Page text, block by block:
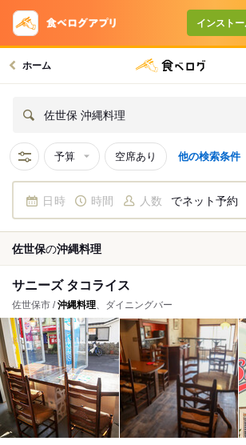
インスト
ホーム
佐世保 沖縄料理
予算 空席あり 他の検索条件
日時 時間 人数 でネット予約
佐世保の沖縄料理
サニーズ タコライス
佐世保市 /沖縄料理、ダイニングバー